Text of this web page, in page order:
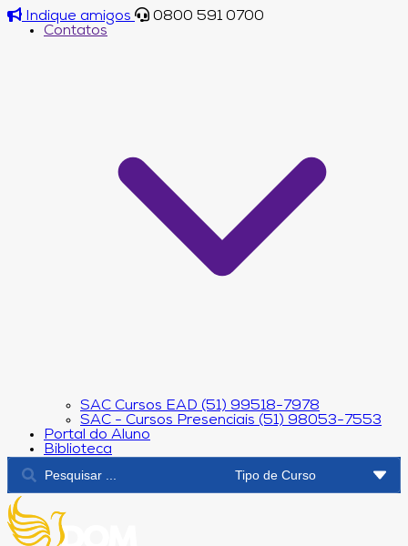
Indique amigos
0800 591 0700
Contatos
SAC Cursos EAD (51) 99518-7978
SAC - Cursos Presenciais (51) 98053-7553
Portal do Aluno
Biblioteca